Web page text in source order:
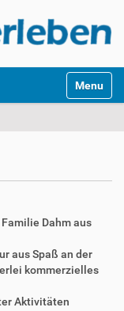
Toggle
Dahm aus
aus Spaß an der
kommerzielles
Aktivitäten